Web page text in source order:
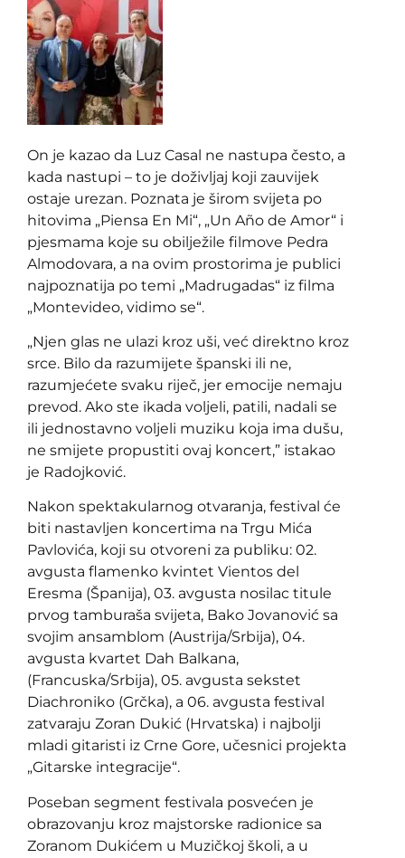
On je kazao da Luz Casal ne nastupa često, a
kada nastupi – to je doživljaj koji zauvijek
ostaje urezan. Poznata je širom svijeta po
hitovima „Piensa En Mi“, „Un Año de Amor“ i
pjesmama koje su obilježile filmove Pedra
Almodovara, a na ovim prostorima je publici
najpoznatija po temi „Madrugadas“ iz filma
„Montevideo, vidimo se“.
„Njen glas ne ulazi kroz uši, već direktno kroz
srce. Bilo da razumijete španski ili ne,
razumjećete svaku riječ, jer emocije nemaju
prevod. Ako ste ikada voljeli, patili, nadali se
ili jednostavno voljeli muziku koja ima dušu,
ne smijete propustiti ovaj koncert,” istakao
je Radojković.
Nakon spektakularnog otvaranja, festival će
biti nastavljen koncertima na Trgu Mića
Pavlovića, koji su otvoreni za publiku: 02.
avgusta flamenko kvintet Vientos del
Eresma (Španija), 03. avgusta nosilac titule
prvog tamburaša svijeta, Bako Jovanović sa
svojim ansamblom (Austrija/Srbija), 04.
avgusta kvartet Dah Balkana,
(Francuska/Srbija), 05. avgusta sekstet
Diachroniko (Grčka), a 06. avgusta festival
zatvaraju Zoran Dukić (Hrvatska) i najbolji
mladi gitaristi iz Crne Gore, učesnici projekta
„Gitarske integracije“.
Poseban segment festivala posvećen je
obrazovanju kroz majstorske radionice sa
Zoranom Dukićem u Muzičkoj školi, a u